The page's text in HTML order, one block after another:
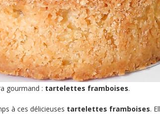
gourmand : tartelettes framboises.
à ces délicieuses tartelettes framboises.